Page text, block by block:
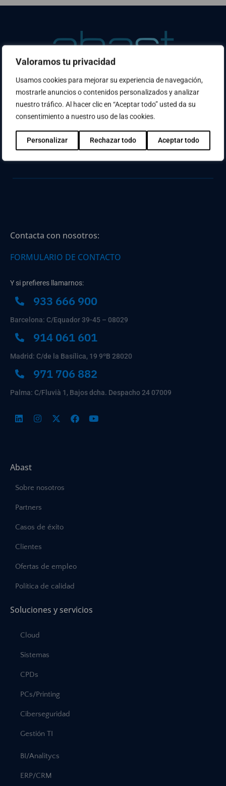
Valoramos tu privacidad
Usamos cookies para mejorar su experiencia de navegación,
mostrarle anuncios o contenidos personalizados y analizar
nuestro tráfico. Al hacer clic en “Aceptar todo” usted da su
consentimiento a nuestro uso de las cookies.
Personalizar Rechazar todo Aceptar todo
¿No has encontrado lo que buscabas? Usa el
buscador
Contacta con nosotros:
FORMULARIO DE CONTACTO
Y si prefieres llamarnos:
933 666 900
Barcelona: C/Equador 39-45 – 08029
914 061 601
Madrid: C/de la Basílica, 19 9ºB 28020
971 706 882
Palma: C/Fluvià 1, Bajos dcha. Despacho 24 07009
Abast
Sobre nosotros
Partners
Casos de éxito
Clientes
Ofertas de empleo
Política de calidad
Soluciones y servicios
Cloud
Sistemas
CPDs
PCs/Printing
Ciberseguridad
Gestión TI
BI/Analitycs
ERP/CRM